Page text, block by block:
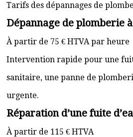
Tarifs des dépannages de
Dépannage de plomberie
À partir de 75 € HTVA par heure
Intervention rapide pour une
sanitaire, une panne de
urgente.
Réparation d’une fuite
À partir de 115 € HTVA